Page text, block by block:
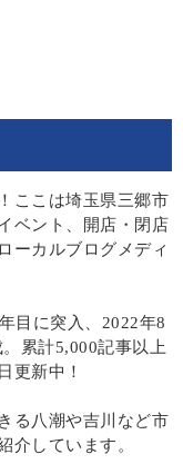
ここは埼玉県三郷市
ベント、開店・閉店
ーカルブログメディ
目に突入、2022年8
累計5,000記事以上
更新中！
る八潮や吉川など市
介しています。